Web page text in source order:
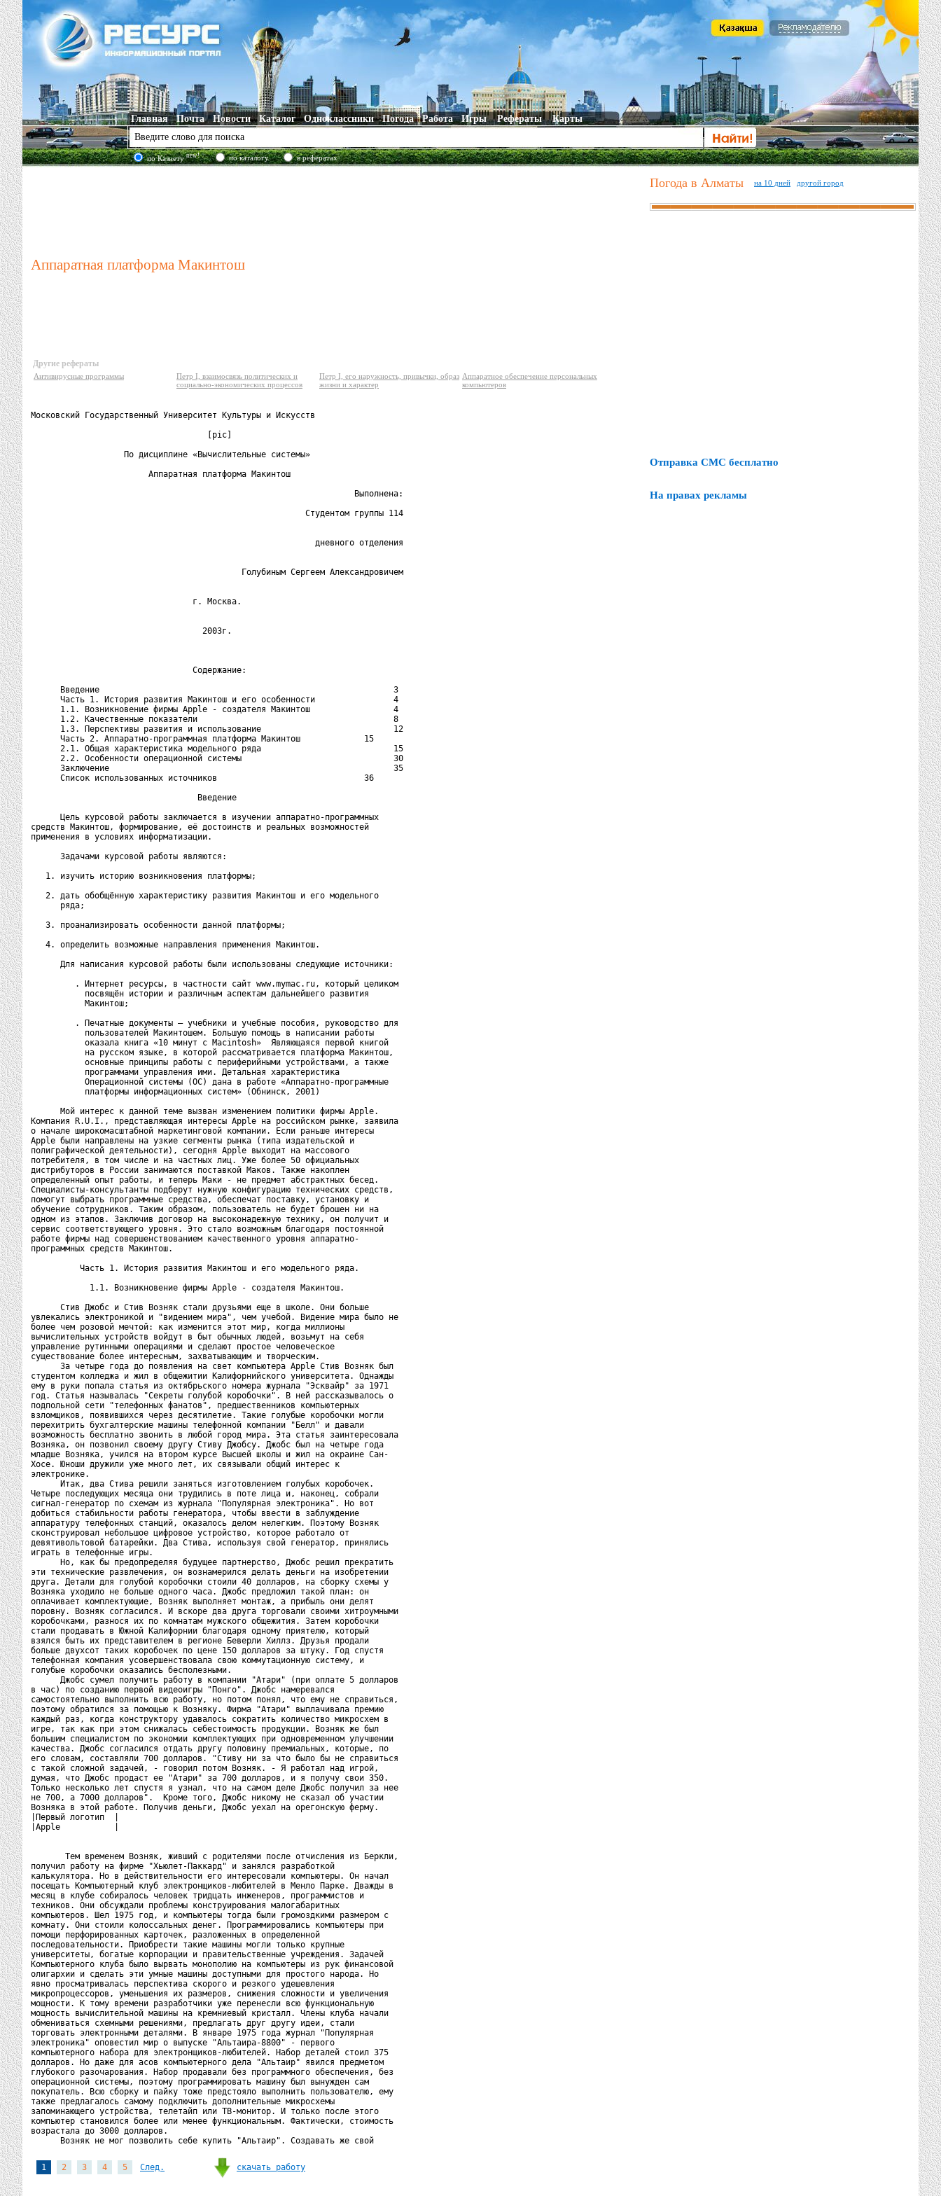
Главная Почта Новости Каталог Одноклассники Погода Работа Игры Рефераты Карты
по Казнетуnew! по каталогу в рефератах
Аппаратная платформа Макинтош
Другие рефераты
Антивирусные программы
Петр I, взаимосвязь политических и
социально-экономических процессов
Петр I, его наружность, привычки, образ
жизни и характер
Аппаратное обеспечение персональных
компьютеров
Московский Государственный Университет Культуры и Искусств
                                    [pic]
                   По дисциплине «Вычислительные системы»
                        Аппаратная платформа Макинтош
                                                                  Выполнена:
                                                        Студентом группы 114
                                                          дневного отделения
                                           Голубиным Сергеем Александровичем
                                 г. Москва.
                                   2003г.
                                 Содержание:
      Введение                                                            3
      Часть 1. История развития Макинтош и его особенности                4
      1.1. Возникновение фирмы Apple - создателя Макинтош                 4
      1.2. Качественные показатели                                        8
      1.3. Перспективы развития и использование                           12
      Часть 2. Аппаратно-программная платформа Макинтош             15
      2.1. Общая характеристика модельного ряда                           15
      2.2. Особенности операционной системы                               30
      Заключение                                                          35
      Список использованных источников                              36
                                  Введение
      Цель курсовой работы заключается в изучении аппаратно-программных
средств Макинтош, формирование, её достоинств и реальных возможностей
применения в условиях информатизации.
      Задачами курсовой работы являются:
   1. изучить историю возникновения платформы;
   2. дать обобщённую характеристику развития Макинтош и его модельного
      ряда;
   3. проанализировать особенности данной платформы;
   4. определить возможные направления применения Макинтош.
      Для написания курсовой работы были использованы следующие источники:
         . Интернет ресурсы, в частности сайт www.mymac.ru, который целиком
           посвящён истории и различным аспектам дальнейшего развития
           Макинтош;
         . Печатные документы – учебники и учебные пособия, руководство для
           пользователей Макинтошем. Большую помощь в написании работы
           оказала книга «10 минут с Macintosh»  Являющаяся первой книгой
           на русском языке, в которой рассматривается платформа Макинтош,
           основные принципы работы с периферийными устройствами, а также
           программами управления ими. Детальная характеристика
           Операционной системы (ОС) дана в работе «Аппаратно-программные
           платформы информационных систем» (Обнинск, 2001)
      Мой интерес к данной теме вызван изменением политики фирмы Apple.
Компания R.U.I., представляющая интересы Apple на российском рынке, заявила
о начале широкомасштабной маркетинговой компании. Если раньше интересы
Apple были направлены на узкие сегменты рынка (типа издательской и
полиграфической деятельности), сегодня Apple выходит на массового
потребителя, в том числе и на частных лиц. Уже более 50 официальных
дистрибуторов в России занимаются поставкой Маков. Также накоплен
определенный опыт работы, и теперь Маки - не предмет абстрактных бесед.
Специалисты-консультанты подберут нужную конфигурацию технических средств,
помогут выбрать программные средства, обеспечат поставку, установку и
обучение сотрудников. Таким образом, пользователь не будет брошен ни на
одном из этапов. Заключив договор на высоконадежную технику, он получит и
сервис соответствующего уровня. Это стало возможным благодаря постоянной
работе фирмы над совершенствованием качественного уровня аппаратно-
программных средств Макинтош.
          Часть 1. История развития Макинтош и его модельного ряда.
            1.1. Возникновение фирмы Apple - создателя Макинтош.
      Стив Джобс и Стив Возняк стали друзьями еще в школе. Они больше
увлекались электроникой и "видением мира", чем учебой. Видение мира было не
более чем розовой мечтой: как изменится этот мир, когда миллионы
вычислительных устройств войдут в быт обычных людей, возьмут на себя
управление рутинными операциями и сделают простое человеческое
существование более интересным, захватывающим и творческим.
      За четыре года до появления на свет компьютера Apple Стив Возняк был
студентом колледжа и жил в общежитии Калифорнийского университета. Однажды
ему в руки попала статья из октябрьского номера журнала "Эсквайр" за 1971
год. Статья называлась "Секреты голубой коробочки". В ней рассказывалось о
подпольной сети "телефонных фанатов", предшественников компьютерных
взломщиков, появившихся через десятилетие. Такие голубые коробочки могли
перехитрить бухгалтерские машины телефонной компании "Белл" и давали
возможность бесплатно звонить в любой город мира. Эта статья заинтересовала
Возняка, он позвонил своему другу Стиву Джобсу. Джобс был на четыре года
младше Возняка, учился на втором курсе Высшей школы и жил на окраине Сан-
Хосе. Юноши дружили уже много лет, их связывали общий интерес к
электронике.
      Итак, два Стива решили заняться изготовлением голубых коробочек.
Четыре последующих месяца они трудились в поте лица и, наконец, собрали
сигнал-генератор по схемам из журнала "Популярная электроника". Но вот
добиться стабильности работы генератора, чтобы ввести в заблуждение
аппаратуру телефонных станций, оказалось делом нелегким. Поэтому Возняк
сконструировал небольшое цифровое устройство, которое работало от
девятивольтовой батарейки. Два Стива, используя свой генератор, принялись
играть в телефонные игры.
      Но, как бы предопределяя будущее партнерство, Джобс решил прекратить
эти технические развлечения, он вознамерился делать деньги на изобретении
друга. Детали для голубой коробочки стоили 40 долларов, на сборку схемы у
Возняка уходило не больше одного часа. Джобс предложил такой план: он
оплачивает комплектующие, Возняк выполняет монтаж, а прибыль они делят
поровну. Возняк согласился. И вскоре два друга торговали своими хитроумными
коробочками, разнося их по комнатам мужского общежития. Затем коробочки
стали продавать в Южной Калифорнии благодаря одному приятелю, который
взялся быть их представителем в регионе Беверли Хиллз. Друзья продали
больше двухсот таких коробочек по цене 150 долларов за штуку. Год спустя
телефонная компания усовершенствовала свою коммутационную систему, и
голубые коробочки оказались бесполезными.
      Джобс сумел получить работу в компании "Атари" (при оплате 5 долларов
в час) по созданию первой видеоигры "Понго". Джобс намеревался
самостоятельно выполнить всю работу, но потом понял, что ему не справиться,
поэтому обратился за помощью к Возняку. Фирма "Атари" выплачивала премию
каждый раз, когда конструктору удавалось сократить количество микросхем в
игре, так как при этом снижалась себестоимость продукции. Возняк же был
большим специалистом по экономии комплектующих при одновременном улучшении
качества. Джобс согласился отдать другу половину премиальных, которые, по
его словам, составляли 700 долларов. "Стиву ни за что было бы не справиться
с такой сложной задачей, - говорил потом Возняк. - Я работал над игрой,
думая, что Джобс продаст ее "Атари" за 700 долларов, и я получу свои 350.
Только несколько лет спустя я узнал, что на самом деле Джобс получил за нее
не 700, а 7000 долларов".  Кроме того, Джобс никому не сказал об участии
Возняка в этой работе. Получив деньги, Джобс уехал на орегонскую ферму.
|Первый логотип  |
|Apple           |
       Тем временем Возняк, живший с родителями после отчисления из Беркли,
получил работу на фирме "Хьюлет-Паккард" и занялся разработкой
калькулятора. Но в действительности его интересовали компьютеры. Он начал
посещать Компьютерный клуб электронщиков-любителей в Менло Парке. Дважды в
месяц в клубе собиралось человек тридцать инженеров, программистов и
техников. Они обсуждали проблемы конструирования малогабаритных
компьютеров. Шел 1975 год, и компьютеры тогда были громоздкими размером с
комнату. Они стоили колоссальных денег. Программировались компьютеры при
помощи перфорированных карточек, разложенных в определенной
последовательности. Приобрести такие машины могли только крупные
университеты, богатые корпорации и правительственные учреждения. Задачей
Компьютерного клуба было вырвать монополию на компьютеры из рук финансовой
олигархии и сделать эти умные машины доступными для простого народа. Но
явно просматривалась перспектива скорого и резкого удешевления
микропроцессоров, уменьшения их размеров, снижения сложности и увеличения
мощности. К тому времени разработчики уже перенесли всю функциональную
мощность вычислительной машины на кремниевый кристалл. Члены клуба начали
обмениваться схемными решениями, предлагать друг другу идеи, стали
торговать электронными деталями. В январе 1975 года журнал "Популярная
электроника" оповестил мир о выпуске "Альтаира-8800" - первого
компьютерного набора для электронщиков-любителей. Набор деталей стоил 375
долларов. Но даже для асов компьютерного дела "Альтаир" явился предметом
глубокого разочарования. Набор продавали без программного обеспечения, без
операционной системы, поэтому программировать машину был вынужден сам
покупатель. Всю сборку и пайку тоже предстояло выполнить пользователю, ему
также предлагалось самому подключить дополнительные микросхемы
запоминающего устройства, телетайп или ТВ-монитор. И только после этого
компьютер становился более или менее функциональным. Фактически, стоимость
возрастала до 3000 долларов.
1 2 3 4 5 След. скачать работу
Погода в Алматы на 10 дней другой город
Отправка СМС бесплатно
На правах рекламы